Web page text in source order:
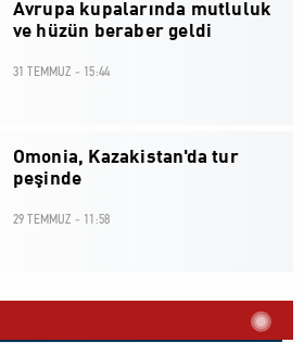
Avrupa kupalarında mutluluk
ve hüzün beraber geldi
31 TEMMUZ - 15:44
Omonia, Kazakistan'da tur
peşinde
29 TEMMUZ - 11:58